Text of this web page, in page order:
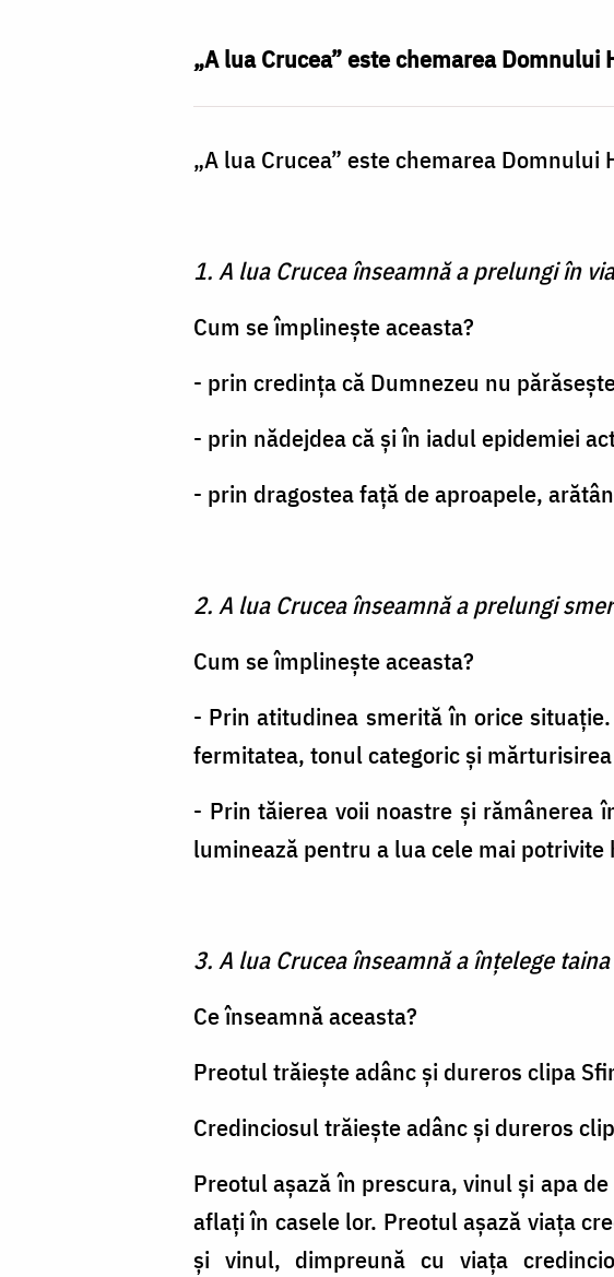
„A lua Crucea” este chemarea
„A lua Crucea” este chemarea
1. A lua Crucea înseamnă a prelungi în
Cum se împlineşte aceasta?
- prin credinţa că Dumnezeu nu
- prin nădejdea că şi în iadul epidemiei
- prin dragostea faţă de aproapele,
2. A lua Crucea înseamnă a prelungi
Cum se împlineşte aceasta?
- Prin atitudinea smerită în orice
fermitatea, tonul categoric şi
- Prin tăierea voii noastre şi rămânerea
luminează pentru a lua cele mai potrivite
3. A lua Crucea înseamnă a înţelege
Ce înseamnă aceasta?
Preotul trăieşte adânc şi dureros clipa
Credinciosul trăieşte adânc şi dureros
Preotul aşază în prescura, vinul şi apa
aflaţi în casele lor. Preotul aşază viaţa
şi vinul, dimpreună cu viaţa